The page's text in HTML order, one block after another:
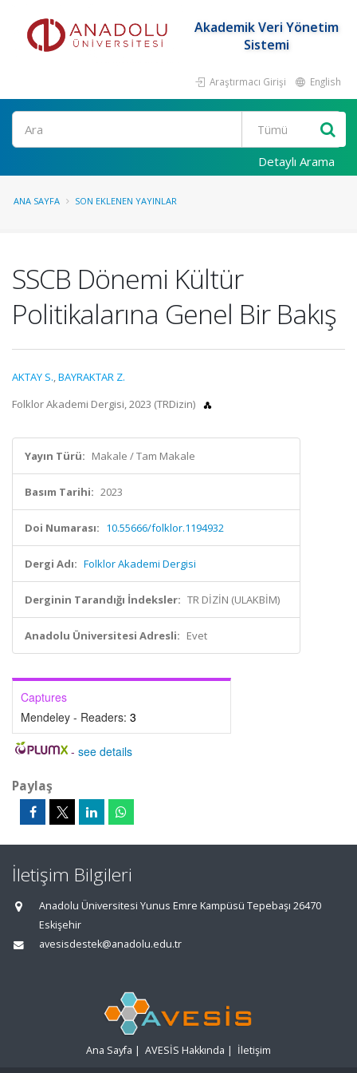
Akademik Veri Yönetim
Sistemi
Araştırmacı Girişi English
Ara
Detaylı Arama
ANA SAYFA SON EKLENEN YAYINLAR
SSCB Dönemi Kültür
Politikalarına Genel Bir Bakış
AKTAY S.,BAYRAKTAR Z.
Folklor Akademi Dergisi, 2023 (TRDizin)
Yayın Türü: Makale / Tam Makale
Basım Tarihi: 2023
Doi Numarası: 10.55666/folklor.1194932
Dergi Adı: Folklor Akademi Dergisi
Derginin Tarandığı İndeksler: TR DİZİN (ULAKBİM)
Anadolu Üniversitesi Adresli: Evet
Captures
Mendeley - Readers: 3
- see details
Paylaş
İletişim Bilgileri
Anadolu Üniversitesi Yunus Emre Kampüsü Tepebaşı 26470
Eskişehir
avesisdestek@anadolu.edu.tr
Ana Sayfa | AVESİS Hakkında | İletişim